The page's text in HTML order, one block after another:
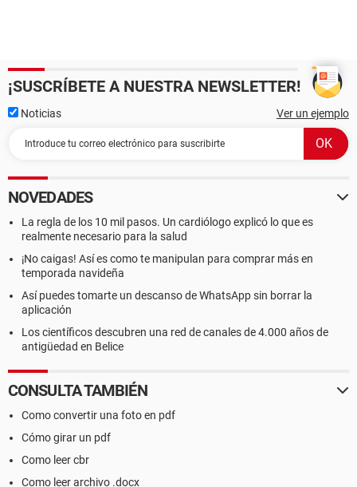
¡SUSCRÍBETE A NUESTRA NEWSLETTER!
Noticias Ver un ejemplo
NOVEDADES
La regla de los 10 mil pasos. Un cardiólogo explicó lo que es
realmente necesario para la salud
¡No caigas! Así es como te manipulan para comprar más en
temporada navideña
Así puedes tomarte un descanso de WhatsApp sin borrar la
aplicación
Los científicos descubren una red de canales de 4.000 años de
antigüedad en Belice
CONSULTA TAMBIÉN
Como convertir una foto en pdf
Cómo girar un pdf
Como leer cbr
Como leer archivo .docx